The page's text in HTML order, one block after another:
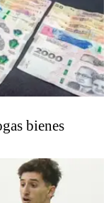
bienes